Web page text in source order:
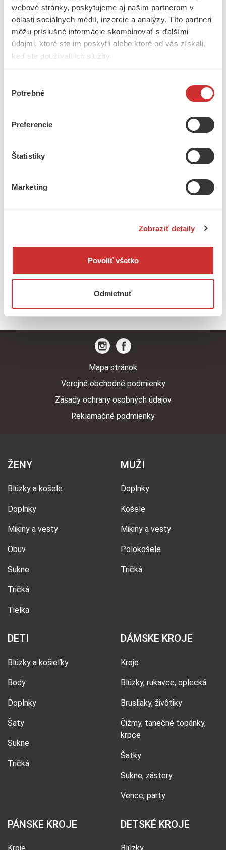
webové stránky, poskytujeme aj našim partnerom v
oblasti sociálnych médií, inzercie a analýzy. Títo partneri
môžu príslušné informácie skombinovať s ďalšími
údajmi, ktoré ste im poskytli alebo ktoré od vás získali,
keď ste používali ich služby.
súhlasu
Potrebné
Preferencie
Štatistiky
Marketing
Zobraziť detaily
Povoliť všetko
Odmietnuť
10 rokov, 8-rokov, 1 rok, 2 roky, 3 – 4 roky, 5 –
6 roky
Podobné produkty
Detské tričko srdiečko 17€
15€–16€
Mapa stránok
Verejné obchodné podmienky
Zásady ochrany osobných údajov
Reklamačné podmienky
ŽENY
Blúzky a košele
Doplnky
Mikiny a vesty
Obuv
Sukne
Tričká
Tielka
MUŽI
Doplnky
Košele
Mikiny a vesty
Polokošele
Tričká
DETI
Blúzky a košieľky
Body
Doplnky
Šaty
Sukne
Tričká
DÁMSKE KROJE
Kroje
Blúzky, rukavce, oplecká
Brusliaky, živôtiky
Čižmy, tanečné topánky,
krpce
Šatky
Sukne, zástery
Vence, party
PÁNSKE KROJE DETSKÉ KROJE